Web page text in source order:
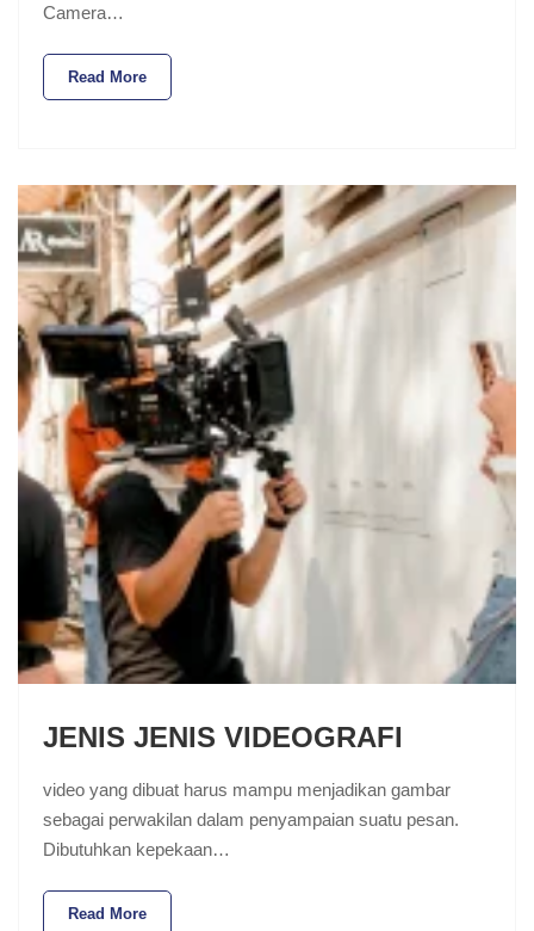
Camera…
Read More
JENIS JENIS VIDEOGRAFI
video yang dibuat harus mampu menjadikan gambar
sebagai perwakilan dalam penyampaian suatu pesan.
Dibutuhkan kepekaan…
Read More